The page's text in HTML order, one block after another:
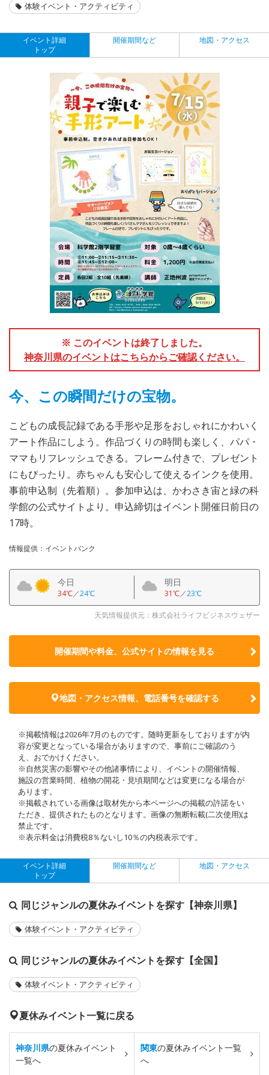
体験イベント・アクティビティ
イベント詳細
トップ
開催期間など 地図・アクセス
※ このイベントは終了しました。
神奈川県のイベントはこちらからご確認ください。
今、この瞬間だけの宝物。
こどもの成長記録である手形や足形をおしゃれにかわいく
アート作品にしよう。作品づくりの時間も楽しく、パパ・
ママもリフレッシュできる。フレーム付きで、プレゼント
にもぴったり。赤ちゃんも安心して使えるインクを使用。
事前申込制（先着順）。参加申込は、かわさき宙と緑の科
学館の公式サイトより。申込締切はイベント開催日前日の
17時。
情報提供：イベントバンク
今日
34℃／24℃
明日
31℃／23℃
天気情報提供元：株式会社ライフビジネスウェザー
開催期間や料金、公式サイトの情報を見る
地図・アクセス情報、電話番号を確認する
※掲載情報は2026年7月のものです。随時更新をしておりますが内
容が変更となっている場合がありますので、事前にご確認のう
え、おでかけください。
※自然災害の影響やその他諸事情により、イベントの開催情報、
施設の営業時間、植物の開花・見頃期間などは変更になる場合が
あります。
※掲載されている画像は取材先から本ページへの掲載の許諾をい
ただき、提供されたものとなります。画像の無断転載(二次使用)は
禁止です。
※表示料金は消費税8％ないし10％の内税表示です。
イベント詳細
トップ
開催期間など 地図・アクセス
同じジャンルの夏休みイベントを探す【神奈川県】
体験イベント・アクティビティ
同じジャンルの夏休みイベントを探す【全国】
体験イベント・アクティビティ
夏休みイベント一覧に戻る
神奈川県の夏休みイベント
一覧へ
関東の夏休みイベント一覧
へ